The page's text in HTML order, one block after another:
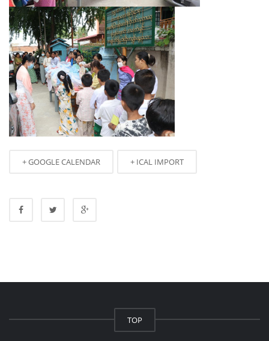
+ GOOGLE CALENDAR + ICAL IMPORT
TOP